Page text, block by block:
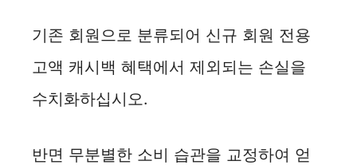
기존 회원으로 분류되어 신규 회원 전용
고액 캐시백 혜택에서 제외되는 손실을
수치화하십시오.
반면 무분별한 소비 습관을 교정하여 얻